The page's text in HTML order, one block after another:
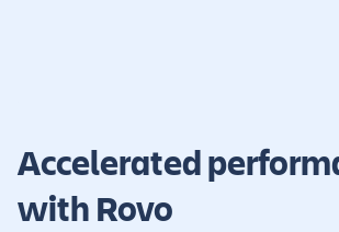
Accelerated
with Rovo